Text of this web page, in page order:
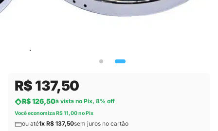
R$ 137,50
R$ 126,50à vista no Pix, 8% off
Você economiza R$ 11,00 no Pix
ou até1x R$ 137,50sem juros no cartão